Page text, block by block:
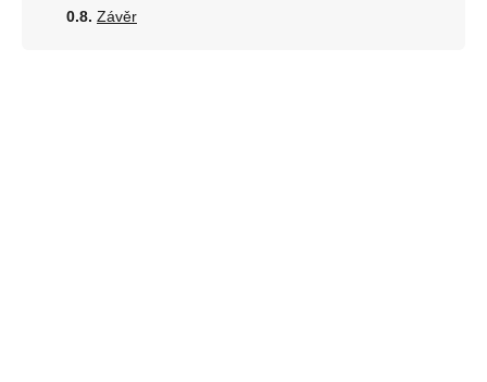
Závěr